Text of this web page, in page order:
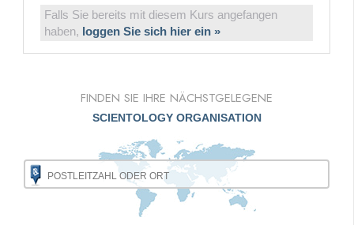
Falls Sie bereits mit diesem Kurs angefangen
haben, loggen Sie sich hier ein »
FINDEN SIE IHRE NÄCHSTGELEGENE
SCIENTOLOGY ORGANISATION